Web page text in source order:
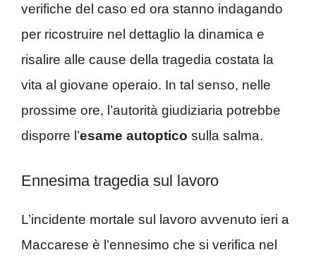
verifiche del caso ed ora stanno indagando
per ricostruire nel dettaglio la dinamica e
risalire alle cause della tragedia costata la
vita al giovane operaio. In tal senso, nelle
prossime ore, l’autorità giudiziaria potrebbe
disporre l’esame autoptico sulla salma.
Ennesima tragedia sul lavoro
L’incidente mortale sul lavoro avvenuto ieri a
Maccarese è l’ennesimo che si verifica nel